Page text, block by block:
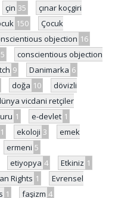
çin 35
çınar koçgiri
150
Çocuk
objection 16
5
conscientious objection
9 Danimarka 6
doğa 10
dövizli
vicdani retçiler
1 e-devlet 1
1 ekoloji 3
emek
ermeni 5
etiyopya 4 Etkiniz 1
Rights 1
Evrensel
1 faşizm 4